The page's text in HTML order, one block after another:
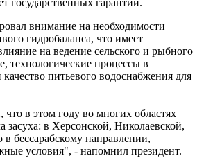
внимание на необходимости
гидробаланса, что имеет
на ведение сельского и рыбного
технологические процессы в
питьевого водоснабжения для
в этом году во многих областях
в Херсонской, Николаевской,
бессарабскому направлении,
условия", - напомнил президент.